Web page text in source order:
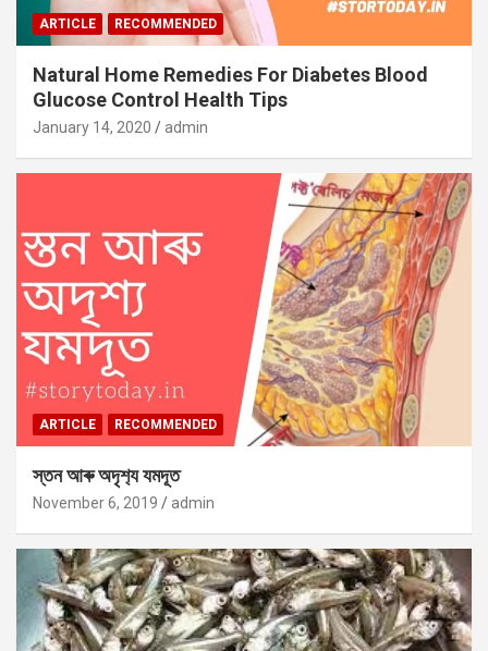
ARTICLE RECOMMENDED
Natural Home Remedies For Diabetes Blood
Glucose Control Health Tips
January 14, 2020 admin
ARTICLE RECOMMENDED
স্তন আৰু অদৃশ‍্য যমদূত
November 6, 2019 admin